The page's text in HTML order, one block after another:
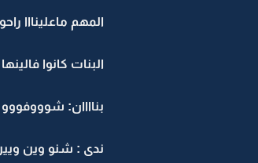
المهم ماعلينااا
البنات كانوا
بناااان:
ندى : شنو وين